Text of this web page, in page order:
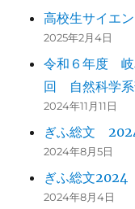
高校生サイエ
2025年2月4日
令和６年度 岐
回 自然科学系
2024年11月11日
ぎふ総文
2024年8月5日
ぎふ総文2024
2024年8月4日